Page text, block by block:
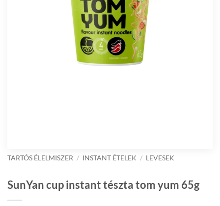
TARTÓS ÉLELMISZER / INSTANT ÉTELEK / LEVESEK
SunYan cup instant tészta tom yum 65g